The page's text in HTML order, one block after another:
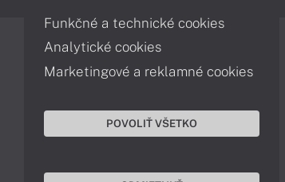
Informácie
Obchodné podmienky
Ochrana osobných údajov
Vyhlásenie o prístupnosti
Funkčné a technické cookies
Analytické cookies
Marketingové a reklamné cookies
POVOLIŤ VŠETKO